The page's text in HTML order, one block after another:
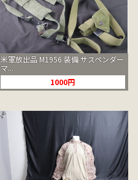
米軍放出品 M1956 装備 サスペンダー
マ...
1000円